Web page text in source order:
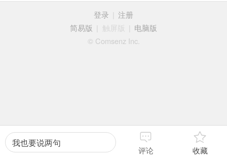
我也要说两句
评论 收藏
登录
注册
简易版
触屏版
电脑版
© Comsenz Inc.